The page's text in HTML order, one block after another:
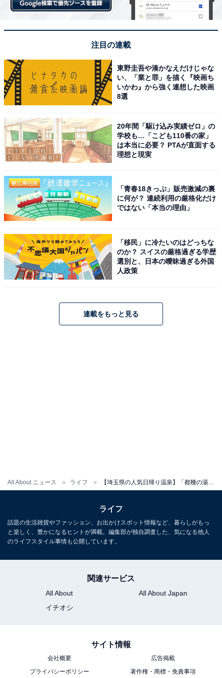
All About ニュース ライフ
入浴後に縁側の足湯カフェでハーブティーをいただ
楽しめてとてもお得感があります。駐車場も広くて
車でのアクセスも快適でした。
アクセス・料金情報は？ 泊まれる？
平日：800円
営業時間
8:00～20:00（最終受付19:30）
定休日：不定休（公式サイトのカレンダーを参照）
宿泊：可（敷地内にキャンプ場・車中泊スペースあり。
注目の連載
東野圭吾や湊かなえだけじゃな
い、「業と罪」を描く『映画ち
いかわ』から強く連想した映画
8選
20年間「駆け込み実績ゼロ」の
学校も…「こども110番の家」
は本当に必要？ PTAが直面する
理想と現実
「青春18きっぷ」販売激減の裏
に何が？ 連続利用の厳格化だけ
ではない「本当の理由」
「移民」に冷たいのはどっちな
のか？ スイスの厳格過ぎる学歴
選別と、日本の曖昧過ぎる外国
人政策
連載をもっと見る
ライフ
話題の生活雑貨やファッション、お出かけスポット情報など、暮らしがもっ
と楽しく、豊かになるヒントが満載。編集部が独自調査した、気になる他人
のライフスタイル事情も公開しています。
関連サービス
All About
All About Japan
イチオシ
サイト情報
会社概要
広告掲載
プライバシーポリシー
著作権・商標・免責事項